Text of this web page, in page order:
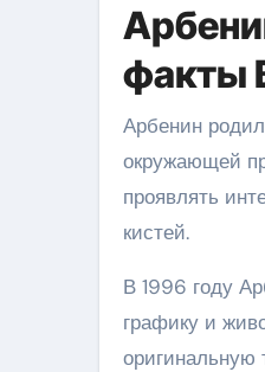
факты
Арбенин
окружающей
проявлять
кистей.
В 1996 году
графику и
оригинальную